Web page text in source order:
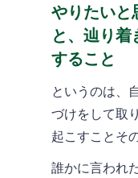
やりたいと
と、辿り
すること
というのは、
づけをして取
起こすことそ
誰かに言われ